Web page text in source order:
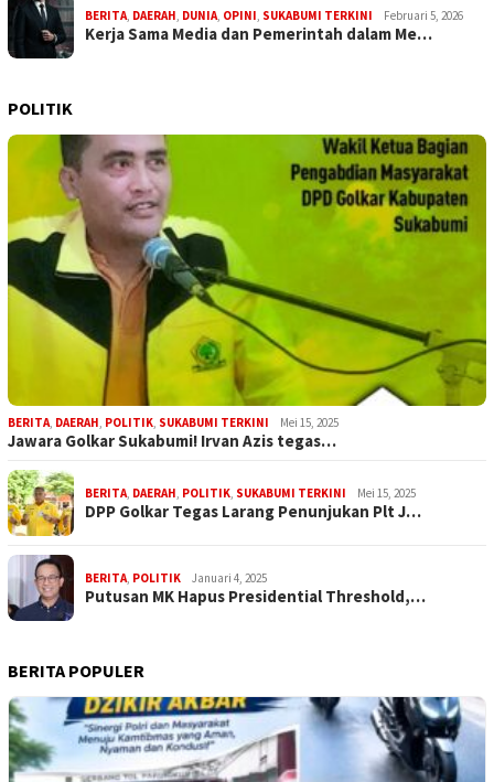
BERITA, DAERAH, DUNIA, OPINI, SUKABUMI TERKINI Februari 5, 2026
Kerja Sama Media dan Pemerintah dalam Me…
POLITIK
BERITA, DAERAH, POLITIK, SUKABUMI TERKINI Mei 15, 2025
Jawara Golkar Sukabumi! Irvan Azis tegas…
BERITA, DAERAH, POLITIK, SUKABUMI TERKINI Mei 15, 2025
DPP Golkar Tegas Larang Penunjukan Plt J…
BERITA, POLITIK Januari 4, 2025
Putusan MK Hapus Presidential Threshold,…
BERITA POPULER